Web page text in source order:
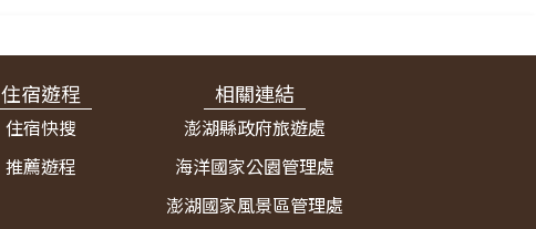
住宿遊程
住宿快搜
推薦遊程
相關連結
澎湖縣政府旅遊處
海洋國家公園管理處
澎湖國家風景區管理處